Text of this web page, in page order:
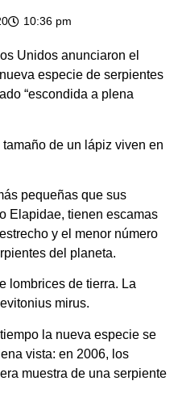
10:36 pm
Unidos anunciaron el
especie de serpientes
“escondida a plena
de un lápiz viven en
pequeñas que sus
Elapidae, tienen escamas
y el menor número
del planeta.
lombrices de tierra. La
mirus.
la nueva especie se
vista: en 2006, los
muestra de una serpiente